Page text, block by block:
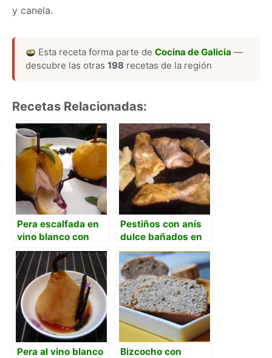
y canela.
Esta receta forma parte deCocina de Galicia —
descubre las otras 198 recetas de la región
Recetas Relacionadas:
Pera escalfada en
vino blanco con
corazón helado de
vino rosado y
jarabe de vino tinto
Pestiños con anís
dulce bañados en
almíbar
Pera al vino blanco
Bizcocho con